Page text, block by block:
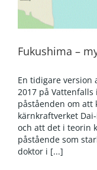
Fukushima –
En tidigare version
2017 på
påståenden om att
kärnkraftverket
och att det i teorin
påstående som
doktor i [...]